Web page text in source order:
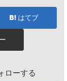
はてブ
ローする